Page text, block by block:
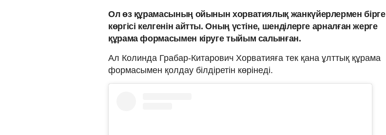
Ол өз құрамасының ойынын хорватиялық жанкүйерлермен бірге
көргісі келгенін айтты. Оның үстіне, шенділерге арналған жерге
құрама формасымен кіруге тыйым салынған.
Ал Колинда Грабар-Китарович Хорватияға тек қана ұлттық құрама
формасымен қолдау білдіретін көрінеді.